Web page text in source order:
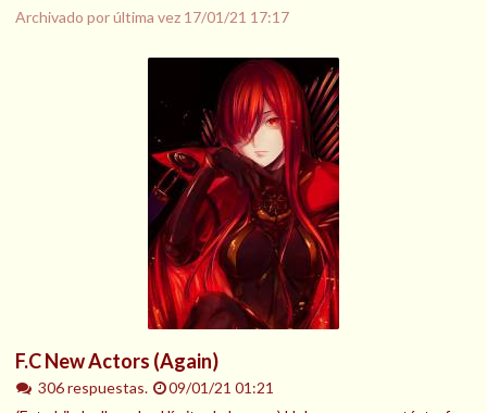
Archivado por última vez 17/01/21 17:17
F.C New Actors (Again)
306 respuestas.
09/01/21 01:21